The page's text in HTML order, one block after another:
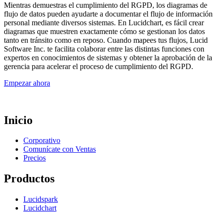
Mientras demuestras el cumplimiento del RGPD, los diagramas de
flujo de datos pueden ayudarte a documentar el flujo de información
personal mediante diversos sistemas. En Lucidchart, es fácil crear
diagramas que muestren exactamente cómo se gestionan los datos
tanto en tránsito como en reposo. Cuando mapees tus flujos, Lucid
Software Inc. te facilita colaborar entre las distintas funciones con
expertos en conocimientos de sistemas y obtener la aprobación de la
gerencia para acelerar el proceso de cumplimiento del RGPD.
Empezar ahora
Inicio
Corporativo
Comunícate con Ventas
Precios
Productos
Lucidspark
Lucidchart